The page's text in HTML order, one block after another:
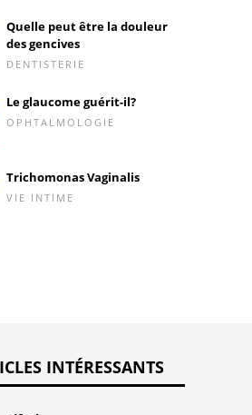
Quelle peut être la douleur
des gencives
DENTISTERIE
Le glaucome guérit-il?
OPHTALMOLOGIE
Trichomonas Vaginalis
VIE INTIME
INTÉRESSANTS